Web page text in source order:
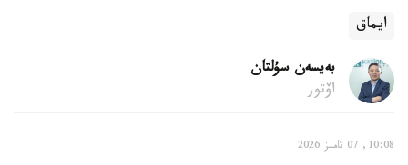
ايماق
بەيسەن سۇلتان
اۆتور
10:08, 07 تامىز 2026